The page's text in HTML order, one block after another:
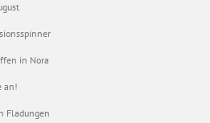
in Nora
an!
Fladungen